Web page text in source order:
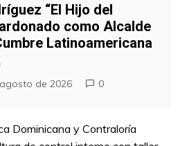
“El Hijo del
como Alcalde
Latinoamericana
de 2026 0